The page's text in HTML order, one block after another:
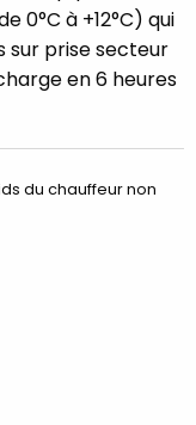
0°C à +12°C) qui
sur prise secteur
en 6 heures
du chauffeur non